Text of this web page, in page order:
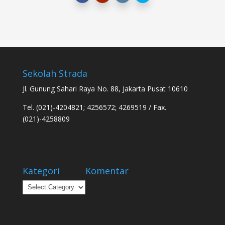
Sekolah Strada
Jl. Gunung Sahari Raya No. 88, Jakarta Pusat 10610
Tel. (021)-4204821; 4256572; 4269519 / Fax.
(021)-4258809
Kategori
Kategori
Komentar